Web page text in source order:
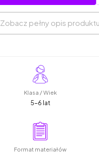
Zobacz pełny opis produktu
Klasa / Wiek
5-6 lat
Format materiałów